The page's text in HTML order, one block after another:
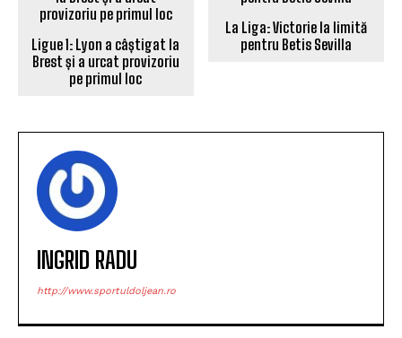
Ligue 1: Lyon a câștigat la
Brest și a urcat provizoriu
pe primul loc
La Liga: Victorie la limită
pentru Betis Sevilla
INGRID RADU
http://www.sportuldoljean.ro